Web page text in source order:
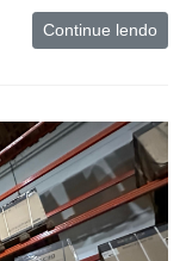
Continue lendo